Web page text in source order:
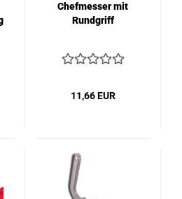
Chefmesser mit
Rundgriff
11,66 EUR